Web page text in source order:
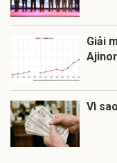
Giải
Vì